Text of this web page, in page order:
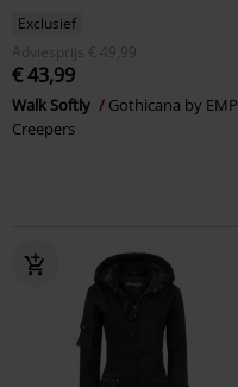
Exclusief
Adviesprijs
€ 49,99
€ 43,99
Walk Softly
Gothicana by EMP
Creepers